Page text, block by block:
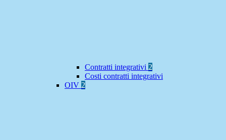
Contratti integrativi 2
Costi contratti integrativi
OIV 2